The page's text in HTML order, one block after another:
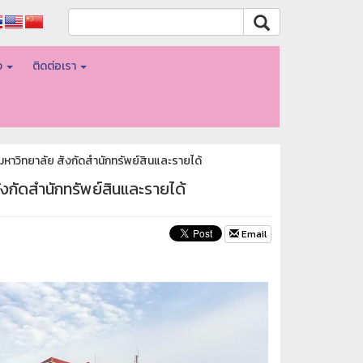
ติดต่อเรา
าวิทยาลัย สังกัดสำนักทรัพย์สินและรายได้
กัดสำนักทรัพย์สินและรายได้
Email